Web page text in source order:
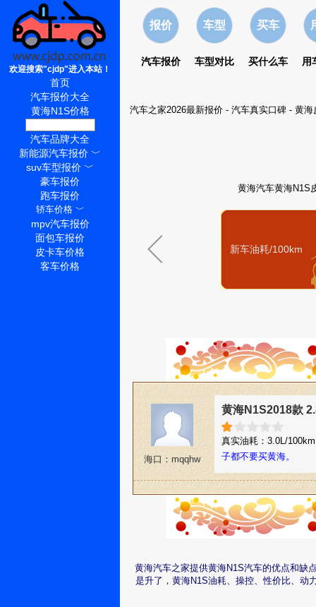
报价
汽车报价
车型
车型对比
买车
买什么车 用
汽车之家2026最新报价- 汽车真实口碑- 黄海
黄海汽车黄海N1S
新车油耗/100km
海口：mqqhw
黄海N1S2018款
真实油耗：3.0L/
子都不要买黄海。
黄海汽车之家提供黄海N1S汽车的优点和缺
是升了，黄海N1S油耗、操控、性价比、动
欢迎搜索"cjdp"进入本站！
首页
汽车报价大全
黄海N1S价格
汽车品牌大全
新能源汽车报价 ﹀
suv车型报价 ﹀
豪车报价
跑车报价
轿车价格﹀
mpv汽车报价
面包车报价
皮卡车价格
客车价格